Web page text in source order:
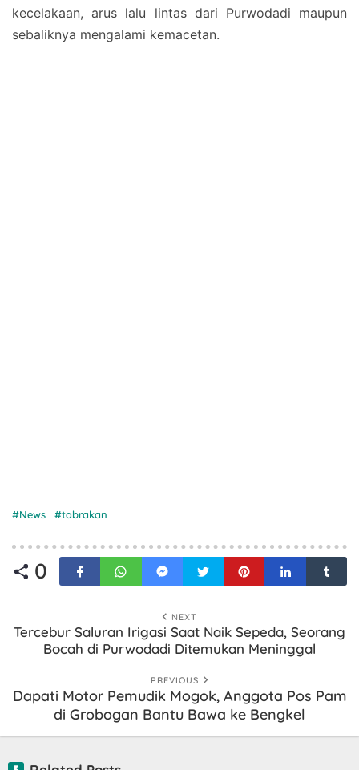
kecelakaan, arus lalu lintas dari Purwodadi maupun
sebaliknya mengalami kemacetan.
News tabrakan
0
NEXT
Tercebur Saluran Irigasi Saat Naik Sepeda, Seorang
Bocah di Purwodadi Ditemukan Meninggal
PREVIOUS
Dapati Motor Pemudik Mogok, Anggota Pos Pam
di Grobogan Bantu Bawa ke Bengkel